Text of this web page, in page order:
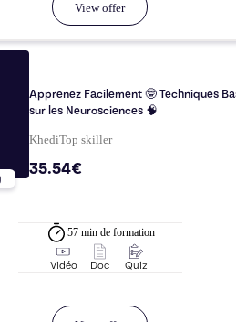
View offer
Apprenez Facilement 🤓 Techniques
sur les Neurosciences 🧠
KhediTop skiller
35.54€
57 minde formation
Vidéo Doc Quiz